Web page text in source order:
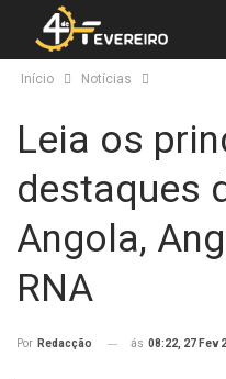
Início Notícias
Leia os
destaques
Angola,
RNA
Por Redacção ás 08:22, 27 Fev